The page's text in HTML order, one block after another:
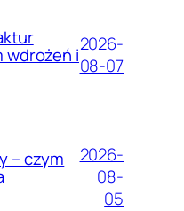
wdrożeń i2026-
08-07
– czym
2026-
08-
05